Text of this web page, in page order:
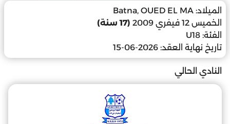
الميلاد: Batna, OUED EL MA
الخميس 12 فيفري 2009
(17 سنة)
الفئة: U18
تاريخ نهاية العقد: 2026-06-15
النادي الحالي